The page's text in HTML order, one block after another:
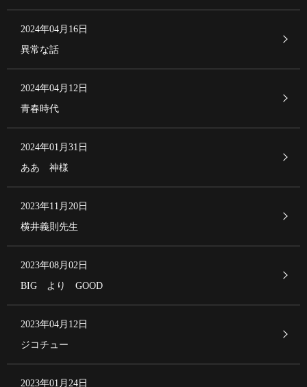
2024年04月16日
異常な話
2024年04月12日
青春時代
2024年01月31日
ああ 神様
2023年11月20日
横井義則先生
2023年08月02日
BIG より GOOD
2023年04月12日
ジコチュー
2023年01月24日